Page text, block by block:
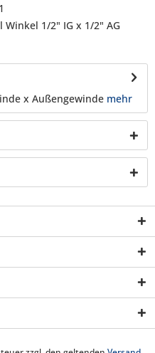
Winkel 1/2" IG x 1/2" AG
x Außengewinde mehr